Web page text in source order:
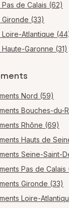
de Calais (62)
(33)
Loire-Atlantique
Garonne (31)
Nord (59)
Bouches-du-
Rhône (69)
Hauts de
Seine-Saint-
Pas de Calais
Gironde (33)
Loire-